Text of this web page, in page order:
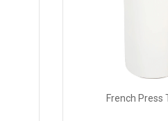
French Press